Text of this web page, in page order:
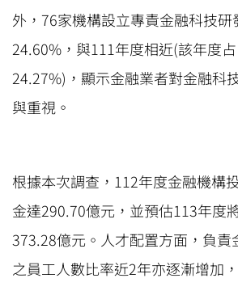
外，76家機構設立專責金融科技
24.60%，與111年度相近(該年度
24.27%)，顯示金融業者對金融科
與重視。
根據本次調查，112年度金融機構
金達290.70億元，並預估113年度
373.28億元。人才配置方面，負責
之員工人數比率近2年亦逐漸增加